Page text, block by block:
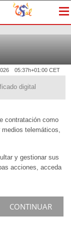
05:37h+01:00 CET
digital
contratación como
telemáticos,
y gestionar sus
acciones, acceda
CONTINUAR